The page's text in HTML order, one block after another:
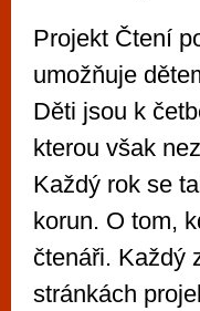
Projekt Čtení
umožňuje
Děti jsou k
kterou však
Každý rok se
korun. O tom,
čtenáři. Každý
stránkách